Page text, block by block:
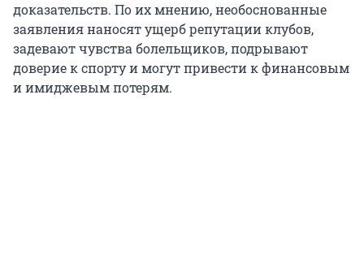
доказательств. По их мнению, необоснованные
заявления наносят ущерб репутации клубов,
задевают чувства болельщиков, подрывают
доверие к спорту и могут привести к финансовым
и имиджевым потерям.